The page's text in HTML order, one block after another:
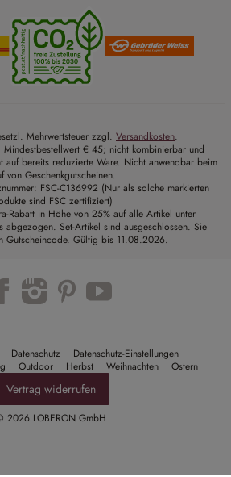
Mehrwertsteuer zzgl. Versandkosten.
Mindestbestellwert € 45; nicht kombinierbar und
bereits reduzierte Ware. Nicht anwendbar beim
von Geschenkgutscheinen.
FSC-C136992 (Nur als solche markierten
sind FSC zertifiziert)
Rabatt in Höhe von 25% auf alle Artikel unter
Set-Artikel sind ausgeschlossen. Sie
Gutscheincode. Gültig bis 11.08.2026.
Datenschutz
Datenschutz-Einstellungen
Outdoor Herbst Weihnachten Ostern
Vertrag widerrufen
2026 LOBERON GmbH